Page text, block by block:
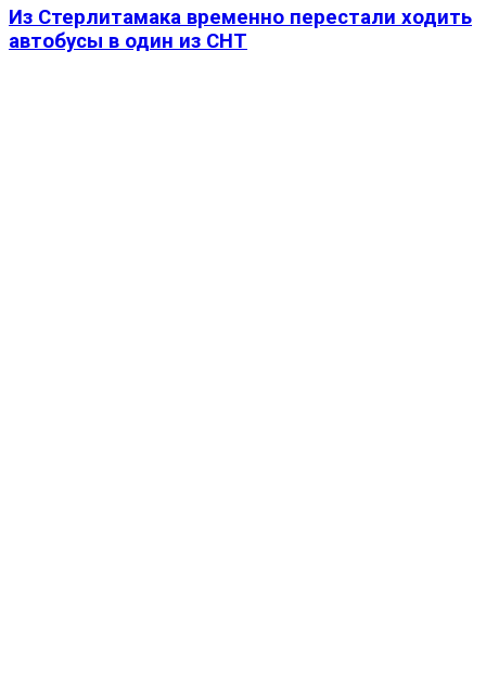
Из Стерлитамака временно перестали ходить
автобусы в один из СНТ